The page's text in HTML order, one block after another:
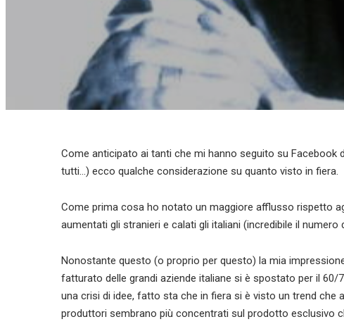
Come anticipato ai tanti che mi hanno seguito su Facebook
tutti…) ecco qualche considerazione su quanto visto in fiera.
Come prima cosa ho notato un maggiore afflusso rispetto
aumentati gli stranieri e calati gli italiani (incredibile il
Nonostante questo (o proprio per questo) la mia
fatturato delle grandi aziende italiane si è spostato per il 60/
una crisi di idee, fatto sta che in fiera si è visto un trend che
produttori sembrano più concentrati sul prodotto esclusivo